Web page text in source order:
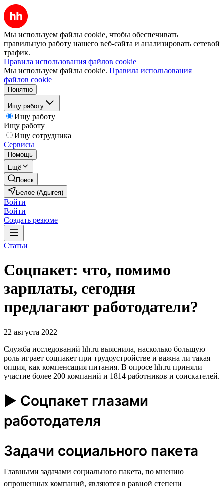
Мы используем файлы cookie, чтобы обеспечивать
правильную работу нашего веб-сайта и анализировать сетевой
трафик.
Правила использования файлов cookie
Мы используем файлы cookie. Правила использования
файлов cookie
Понятно
Ищу работу
Ищу работу
Ищу работу
Ищу сотрудника
Сервисы
Помощь
Ещё
Поиск
Белое (Адыгея)
Войти
Войти
Создать резюме
Статьи
Соцпакет: что, помимо
зарплаты, сегодня
предлагают работодатели?
22 августа 2022
Служба исследований hh.ru выяснила, насколько большую
роль играет соцпакет при трудоустройстве и важна ли такая
опция, как компенсация питания. В опросе hh.ru приняли
участие более 200 компаний и 1814 работников и соискателей.
► Соцпакет глазами
работодателя
Задачи социального пакета
Главными задачами социального пакета, по мнению
опрошенных компаний, являются в равной степени